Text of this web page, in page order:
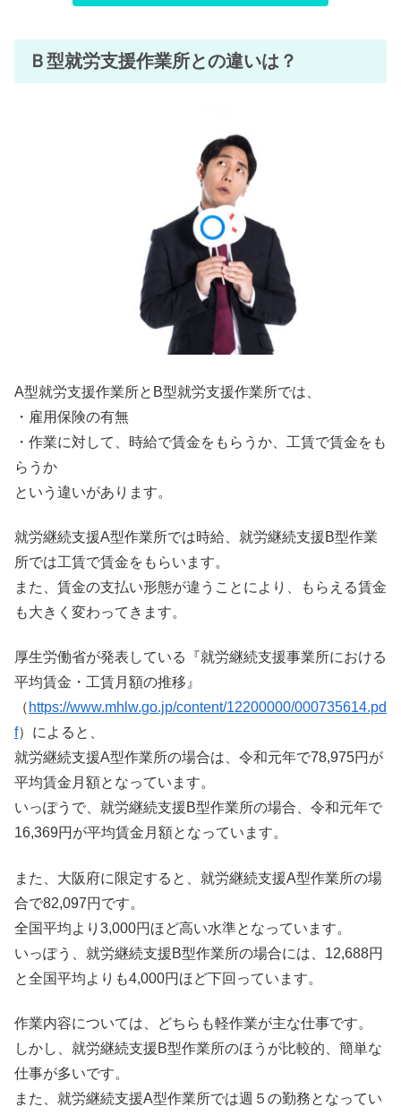
Ｂ型就労支援作業所との違いは？
A型就労支援作業所とB型就労支援作業所では、
・雇用保険の有無
・作業に対して、時給で賃金をもらうか、工賃で賃金をも
らうか
という違いがあります。
就労継続支援A型作業所では時給、就労継続支援B型作業
所では工賃で賃金をもらいます。
また、賃金の支払い形態が違うことにより、もらえる賃金
も大きく変わってきます。
厚生労働省が発表している『就労継続支援事業所における
平均賃金・工賃月額の推移』
（ https://www.mhlw.go.jp/content/12200000/000735614.pd
f）によると、
就労継続支援A型作業所の場合は、令和元年で78,975円が
平均賃金月額となっています。
いっぽうで、就労継続支援B型作業所の場合、令和元年で
16,369円が平均賃金月額となっています。
また、大阪府に限定すると、就労継続支援A型作業所の場
合で82,097円です。
全国平均より3,000円ほど高い水準となっています。
いっぽう、就労継続支援B型作業所の場合には、12,688円
と全国平均よりも4,000円ほど下回っています。
作業内容については、どちらも軽作業が主な仕事です。
しかし、就労継続支援B型作業所のほうが比較的、簡単な
仕事が多いです。
また、就労継続支援A型作業所では週５の勤務となってい